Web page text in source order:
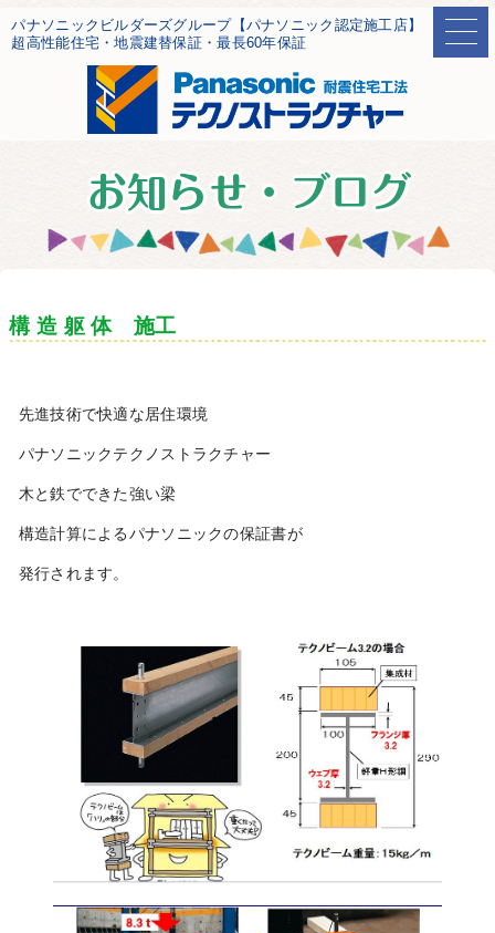
パナソニックビルダーズグループ【パナソニック認定施工店】
超高性能住宅・地震建替保証・最長60年保証
構 造 躯 体 施工
先進技術で快適な居住環境
パナソニックテクノストラクチャー
木と鉄でできた強い梁
構造計算によるパナソニックの保証書が
発行されます。